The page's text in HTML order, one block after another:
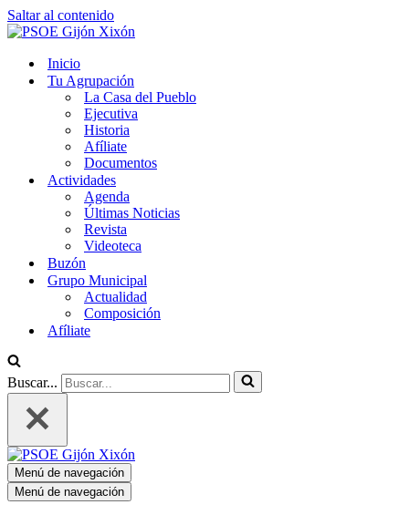
Saltar al contenido
Inicio
Tu Agrupación
La Casa del Pueblo
Ejecutiva
Historia
Afíliate
Documentos
Actividades
Agenda
Últimas Noticias
Revista
Videoteca
Buzón
Grupo Municipal
Actualidad
Composición
Afíliate
Buscar...
Menú de navegación
Menú de navegación